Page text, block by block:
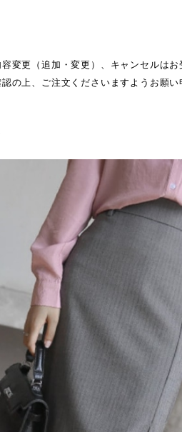
変更（追加・変更）、キャンセルは
の上、ご注文くださいますようお願